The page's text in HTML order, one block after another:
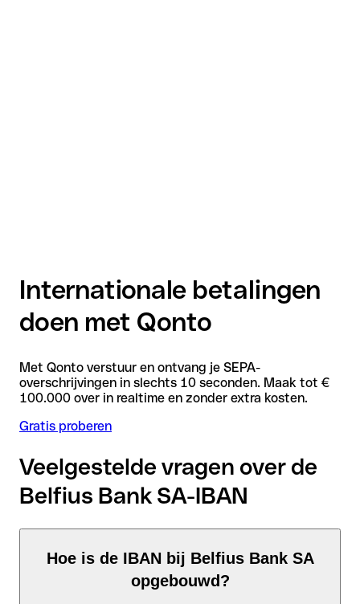
Internationale betalingen
doen met Qonto
Met Qonto verstuur en ontvang je SEPA-
overschrijvingen in slechts 10 seconden. Maak tot €
100.000 over in realtime en zonder extra kosten.
Gratis proberen
Veelgestelde vragen over de
Belfius Bank SA-IBAN
Hoe is de IBAN bij Belfius Bank SA
opgebouwd?